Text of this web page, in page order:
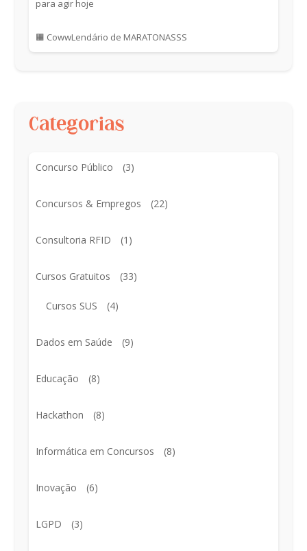
para agir hoje
🟧 CowwLendário de MARATONASSS
Categorias
Concurso Público (3)
Concursos & Empregos (22)
Consultoria RFID (1)
Cursos Gratuitos (33)
Cursos SUS (4)
Dados em Saúde (9)
Educação (8)
Hackathon (8)
Informática em Concursos (8)
Inovação (6)
LGPD (3)